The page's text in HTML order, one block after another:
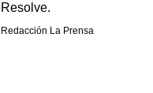
Resolve.
Redacción La Prensa